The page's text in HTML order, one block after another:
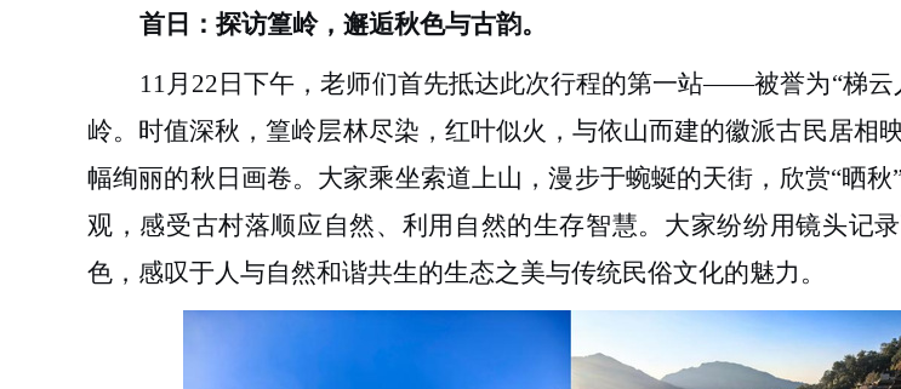
首日：探访篁岭，邂逅秋色与古韵。
11月22日下午 ，老师们首先抵达此次行程的第一站——被誉为“梯云
岭。时值深秋，篁岭层林尽染，红叶似火，与依山而建的徽派古民居相
幅绚丽的秋日画卷。大家乘坐索道上山，漫步于蜿蜒的天街，欣赏“晒秋
观，感受古村落顺应自然、利用自然的生存智慧。 大家纷纷用镜头记
色，感叹于人与自然和谐共生的生态之美与传统民俗文化的魅力。